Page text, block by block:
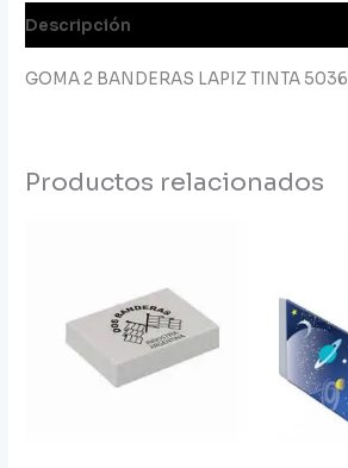
Descripción
GOMA 2 BANDERAS LAPIZ TINTA 5036
Productos relacionados